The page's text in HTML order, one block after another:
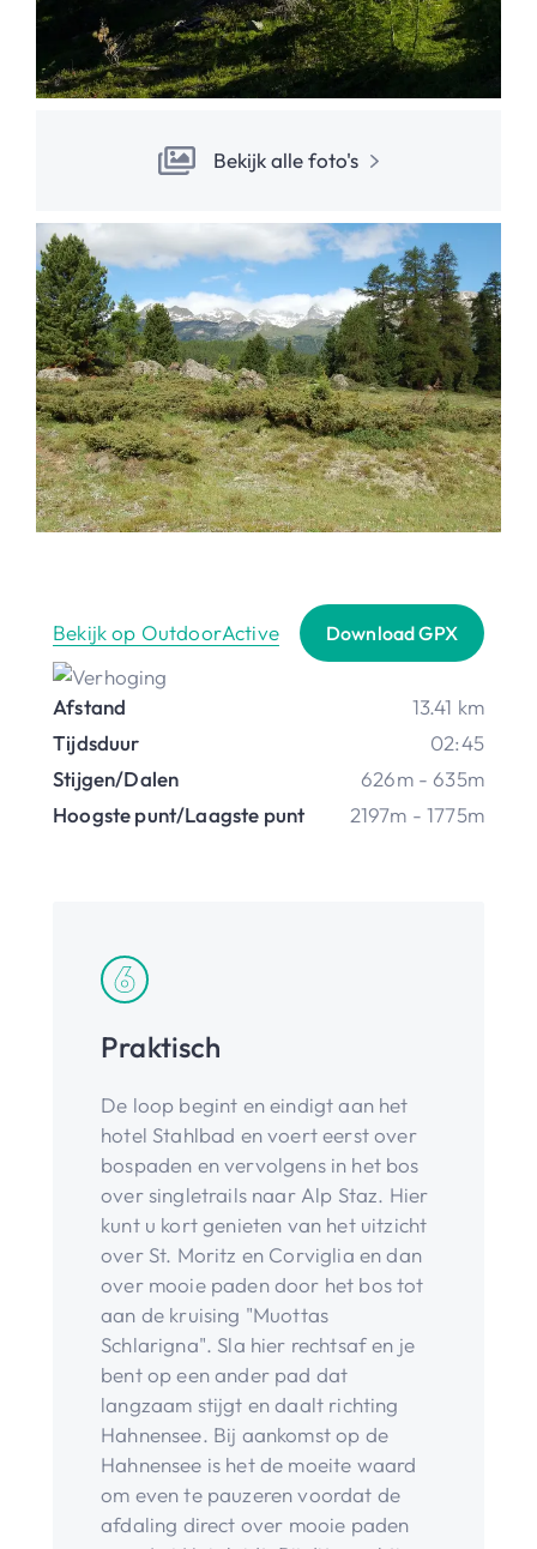
Bekijk alle foto's
Bekijk op OutdoorActive Download GPX
Afstand
13.41 km
Tijdsduur
02:45
Stijgen/Dalen
626m - 635m
Hoogste punt/Laagste punt
2197m - 1775m
Praktisch
De loop begint en eindigt aan het
hotel Stahlbad en voert eerst over
bospaden en vervolgens in het bos
over singletrails naar Alp Staz. Hier
kunt u kort genieten van het uitzicht
over St. Moritz en Corviglia en dan
over mooie paden door het bos tot
aan de kruising "Muottas
Schlarigna". Sla hier rechtsaf en je
bent op een ander pad dat
langzaam stijgt en daalt richting
Hahnensee. Bij aankomst op de
Hahnensee is het de moeite waard
om even te pauzeren voordat de
afdaling direct over mooie paden